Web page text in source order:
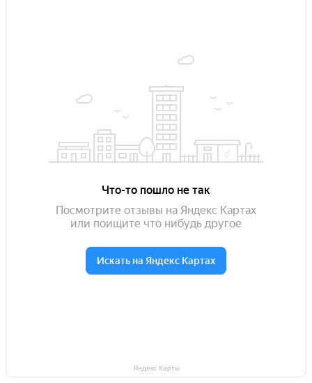
Яндекс Карты